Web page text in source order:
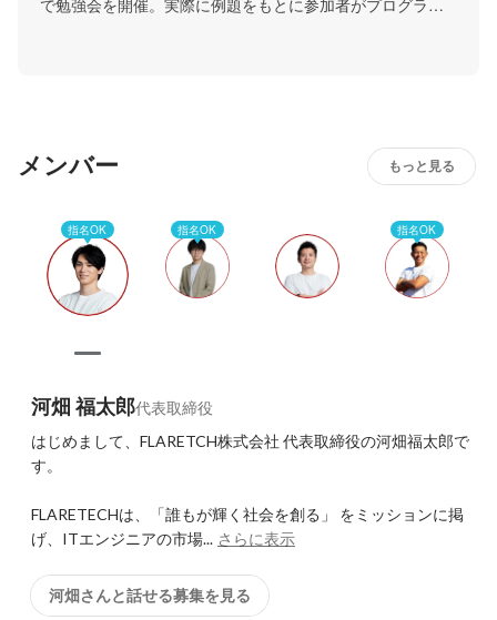
フェで仕事をしたり、メンバー同士のコミュニケーション
で勉強会を開催。実際に例題をもとに参加者がプログラム
コンサルティング、マーケティングのフレームワークも学
メンバー もっと見る
指名OK 指名OK 指名OK
河畑 福太郎代表取締役
はじめまして、FLARETCH株式会社 代表取締役の河畑福太郎で
す。
FLARETECHは、「誰もが輝く社会を創る」 をミッションに掲
げ、ITエンジニアの市場... さらに表示
河畑さんと話せる募集を見る